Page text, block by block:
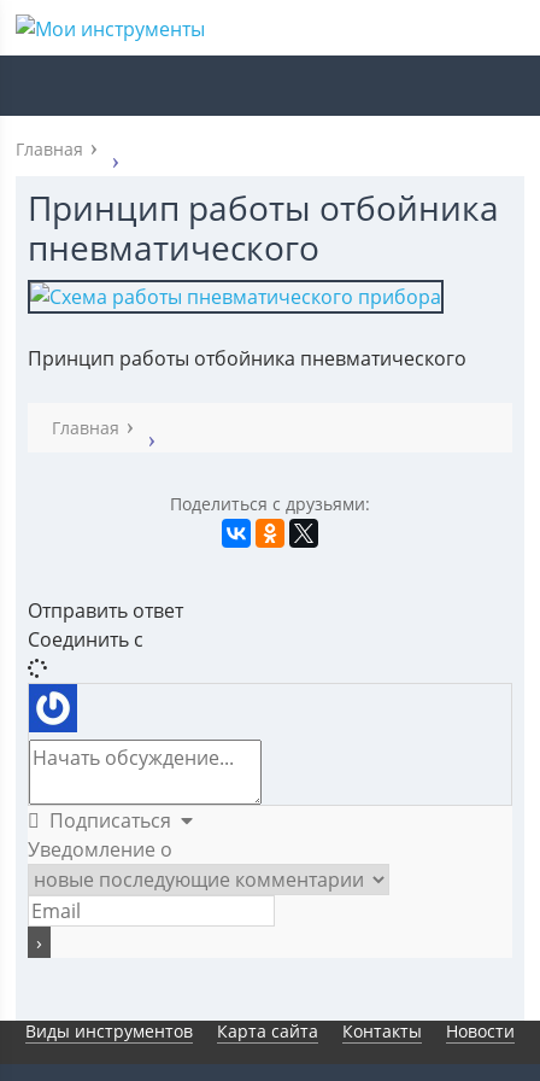
Главная
Принцип работы отбойника
пневматического
Принцип работы отбойника пневматического
Главная
Поделиться с друзьями:
Отправить ответ
Соединить с
Подписаться
Уведомление о
Виды инструментов Карта сайта Контакты Новости